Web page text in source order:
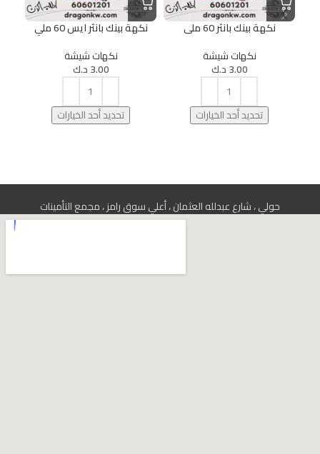
نكهة بينك بانثر 60 ملى
نكهات شيشة
3.00د.ك
تحديد أحد الخيارات
نكهة بينك بانثر ايس 60 ملي
نكهات شيشة
3.00د.ك
تحديد أحد الخيارات
حولي ، شارع عبدلله العثمان ، أعلي سوق رامز ، مجمع التأمينات